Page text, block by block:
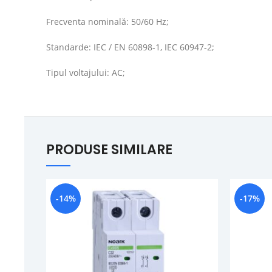
Frecventa nominală: 50/60 Hz;
Standarde: IEC / EN 60898-1, IEC 60947-2;
Tipul voltajului: AC;
PRODUSE SIMILARE
-14% -17%